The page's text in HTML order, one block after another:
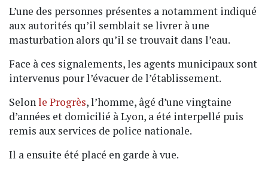
L’une des personnes présentes a notamment indiqué
aux autorités qu’il semblait se livrer à une
masturbation alors qu’il se trouvait dans l’eau.
Face à ces signalements, les agents municipaux sont
intervenus pour l’évacuer de l’établissement.
Selonle Progrès, l’homme, âgé d’une vingtaine
d’années et domicilié à Lyon, a été interpellé puis
remis aux services de police nationale.
Il a ensuite été placé en garde à vue.